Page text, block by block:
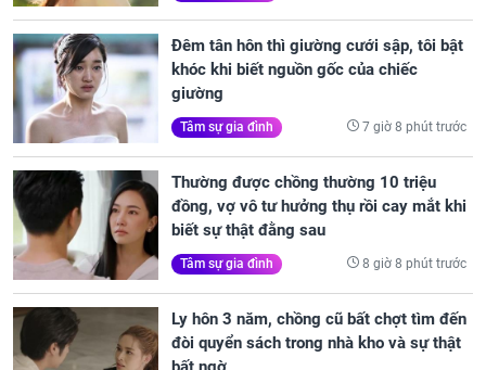
Đêm tân hôn thì giường cưới sập, tôi bật
khóc khi biết nguồn gốc của chiếc
giường
Tâm sự gia đình 7 giờ 8 phút trước
Thường được chồng thường 10 triệu
đồng, vợ vô tư hưởng thụ rồi cay mắt khi
biết sự thật đằng sau
Tâm sự gia đình 8 giờ 8 phút trước
Ly hôn 3 năm, chồng cũ bất chợt tìm đến
đòi quyển sách trong nhà kho và sự thật